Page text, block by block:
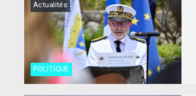
POLITIQUE
Actualités